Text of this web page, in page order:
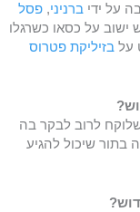
על ידי ברניני, פסל
על כסאו כשרגלו
על בזיליקת פטרוס
לרוב לבקר בה
בתור שיכול להגיע